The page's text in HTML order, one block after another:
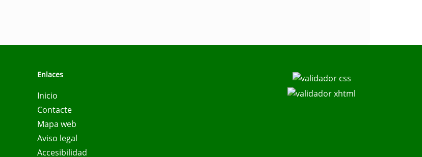
Enlaces
Inicio
Contacte
Mapa web
Aviso legal
Accesibilidad